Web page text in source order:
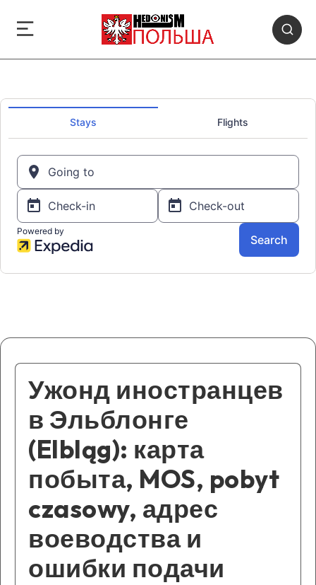
Ужонд иностранцев
в Эльблонге
(Elbląg): карта
побыта, MOS, pobyt
czasowy, адрес
воеводства и
ошибки подачи